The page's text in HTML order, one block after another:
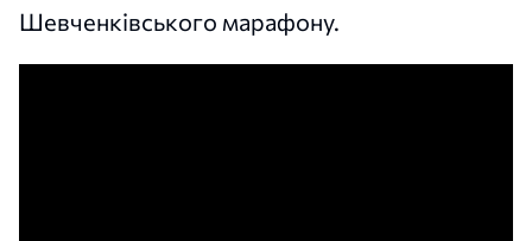
Шевченківського марафону.